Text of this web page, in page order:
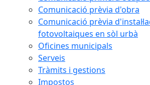
Comunicació prèvia d'obra
Comunicació prèvia
fotovoltaiques en sòl urbà
Oficines municipals
Serveis
Tràmits i gestions
Impostos